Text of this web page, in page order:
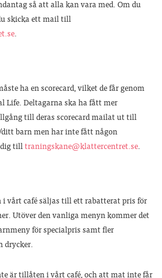
så att alla kan vara med. Om du
skicka ett mail till
.
ha en scorecard, vilket de får genom
Life. Deltagarna ska ha fått mer
till deras scorecard mailat ut till
barn men har inte fått någon
tilltraningskane@klattercentret.se.
i vårt café säljas till ett rabatterat pris för
Utöver den vanliga menyn kommer det
för specialpris samt fler
drycker.
är tillåten i vårt café, och att mat inte får